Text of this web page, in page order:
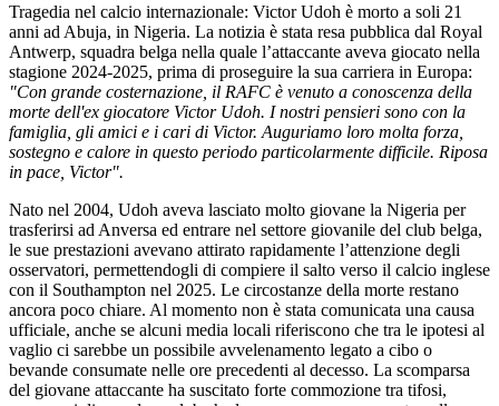
Tragedia nel calcio internazionale: Victor Udoh è morto a soli 21
anni ad Abuja, in Nigeria. La notizia è stata resa pubblica dal Royal
Antwerp, squadra belga nella quale l’attaccante aveva giocato nella
stagione 2024-2025, prima di proseguire la sua carriera in Europa:
"Con grande costernazione, il RAFC è venuto a conoscenza della
morte dell'ex giocatore Victor Udoh. I nostri pensieri sono con la
famiglia, gli amici e i cari di Victor. Auguriamo loro molta forza,
sostegno e calore in questo periodo particolarmente difficile. Riposa
in pace, Victor".
Nato nel 2004, Udoh aveva lasciato molto giovane la Nigeria per
trasferirsi ad Anversa ed entrare nel settore giovanile del club belga,
le sue prestazioni avevano attirato rapidamente l’attenzione degli
osservatori, permettendogli di compiere il salto verso il calcio inglese
con il Southampton nel 2025. Le circostanze della morte restano
ancora poco chiare. Al momento non è stata comunicata una causa
ufficiale, anche se alcuni media locali riferiscono che tra le ipotesi al
vaglio ci sarebbe un possibile avvelenamento legato a cibo o
bevande consumate nelle ore precedenti al decesso. La scomparsa
del giovane attaccante ha suscitato forte commozione tra tifosi,